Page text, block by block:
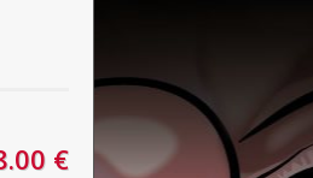
€